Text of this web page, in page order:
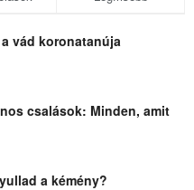
vád koronatanúja
csalások: Minden, amit
a kémény?